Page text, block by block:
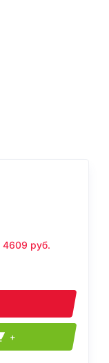
4609 руб.
+